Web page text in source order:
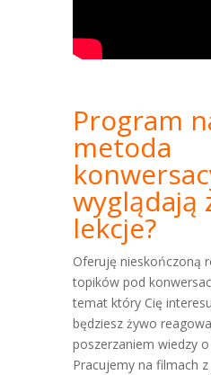
Program
metoda
wyglądają
lekcje?
Oferuję nieskończoną
topików pod
temat który Cię
będziesz żywo
poszerzaniem wiedzy
Pracujemy na filmach